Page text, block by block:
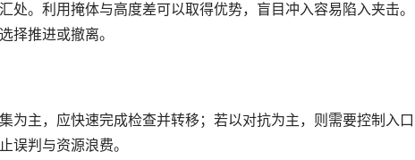
。利用掩体与高度差可以取得优势，盲目冲入容易陷入夹击。
择推进或撤离。
为主，应快速完成检查并转移；若以对抗为主，则需要控制入口
误判与资源浪费。